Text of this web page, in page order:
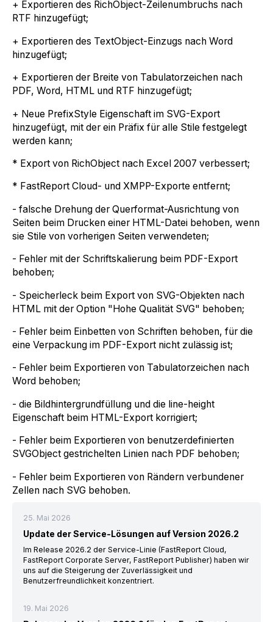
+ Exportieren des RichObject-Zeilenumbruchs nach
RTF hinzugefügt;
+ Exportieren des TextObject-Einzugs nach Word
hinzugefügt;
+ Exportieren der Breite von Tabulatorzeichen nach
PDF, Word, HTML und RTF hinzugefügt;
+ Neue PrefixStyle Eigenschaft im SVG-Export
hinzugefügt, mit der ein Präfix für alle Stile festgelegt
werden kann;
* Export von RichObject nach Excel 2007 verbessert;
* FastReport Cloud- und XMPP-Exporte entfernt;
- falsche Drehung der Querformat-Ausrichtung von
Seiten beim Drucken einer HTML-Datei behoben, wenn
sie Stile von vorherigen Seiten verwendeten;
- Fehler mit der Schriftskalierung beim PDF-Export
behoben;
- Speicherleck beim Export von SVG-Objekten nach
HTML mit der Option "Hohe Qualität SVG" behoben;
- Fehler beim Einbetten von Schriften behoben, für die
eine Verpackung im PDF-Export nicht zulässig ist;
- Fehler beim Exportieren von Tabulatorzeichen nach
Word behoben;
- die Bildhintergrundfüllung und die line-height
Eigenschaft beim HTML-Export korrigiert;
- Fehler beim Exportieren von benutzerdefinierten
SVGObject gestrichelten Linien nach PDF behoben;
- Fehler beim Exportieren von Rändern verbundener
Zellen nach SVG behoben.
25. Mai 2026
Update der Service-Lösungen auf Version 2026.2
Im Release 2026.2 der Service-Linie (FastReport Cloud,
FastReport Corporate Server, FastReport Publisher) haben wir
uns auf die Steigerung der Zuverlässigkeit und
Benutzerfreundlichkeit konzentriert.
19. Mai 2026